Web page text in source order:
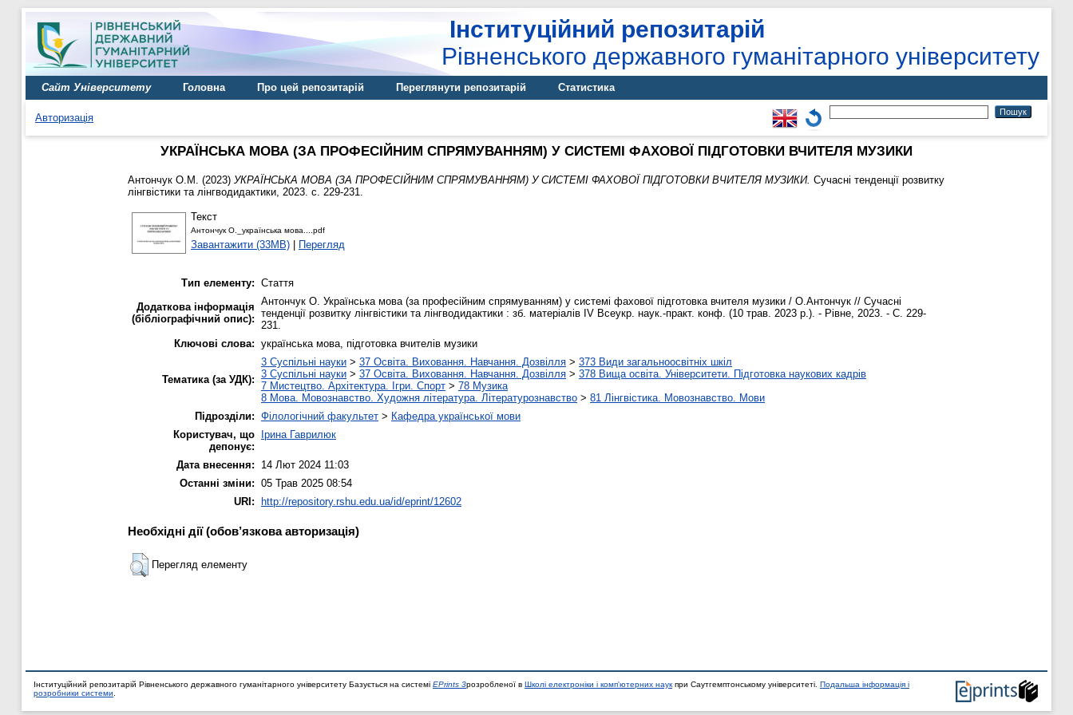
Інституційний репозитарій
Рівненського державного гуманітарного університету
Сайт Університету Головна Про цей репозитарій Переглянути репозитарій Статистика
Авторизація
УКРАЇНСЬКА МОВА (ЗА ПРОФЕСІЙНИМ СПРЯМУВАННЯМ) У СИСТЕМІ ФАХОВОЇ ПІДГОТОВКИ ВЧИТЕЛЯ МУЗИКИ
Антончук О.М. (2023) УКРАЇНСЬКА МОВА (ЗА ПРОФЕСІЙНИМ СПРЯМУВАННЯМ) У СИСТЕМІ ФАХОВОЇ ПІДГОТОВКИ ВЧИТЕЛЯ МУЗИКИ. Сучасні тенденції розвитку
лінгвістики та лінгводидактики, 2023. с. 229-231.
Текст
Антончук О._українська мова....pdf
Завантажити (33MB) | Перегляд
Тип елементу: Стаття
Додаткова інформація
(бібліографічний опис):
Антончук О. Українська мова (за професійним спрямуванням) у системі фахової підготовка вчителя музики / О.Антончук // Сучасні
тенденції розвитку лінгвістики та лінгводидактики : зб. матеріалів IV Всеукр. наук.-практ. конф. (10 трав. 2023 р.). - Рівне, 2023. - С. 229-
231.
Ключові слова: українська мова, підготовка вчителів музики
Тематика (за УДК):
3 Суспільні науки > 37 Освіта. Виховання. Навчання. Дозвілля > 373 Види загальноосвітніх шкіл
3 Суспільні науки > 37 Освіта. Виховання. Навчання. Дозвілля > 378 Вища освіта. Університети. Підготовка наукових кадрів
7 Мистецтво. Архітектура. Ігри. Спорт > 78 Музика
8 Мова. Мовознавство. Художня література. Літературознавство > 81 Лінгвістика. Мовознавство. Мови
Підрозділи: Філологічний факультет > Кафедра української мови
Користувач, що
депонує:
Ірина Гаврилюк
Дата внесення:
14 Лют 2024 11:03
Останні зміни: 05 Трав 2025 08:54
URI:
http://repository.rshu.edu.ua/id/eprint/12602
Необхідні дії (обов’язкова авторизація)
Перегляд елементу
Інституційний репозитарій Рівненського державного гуманітарного університету Базується на системі EPrints 3розробленої в Школі електроніки і комп'ютерних наук при Саутгемптонському університеті. Подальша інформація і
розробники системи